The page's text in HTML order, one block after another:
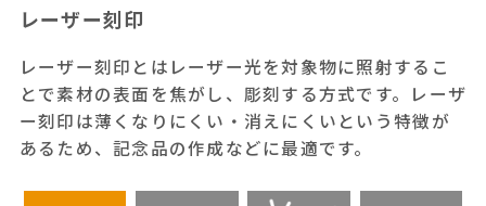
レーザー刻印
レーザー刻印とはレーザー光を対象物に照射するこ
とで素材の表面を焦がし、彫刻する方式です。レーザ
ー刻印は薄くなりにくい・消えにくいという特徴が
あるため、記念品の作成などに最適です。